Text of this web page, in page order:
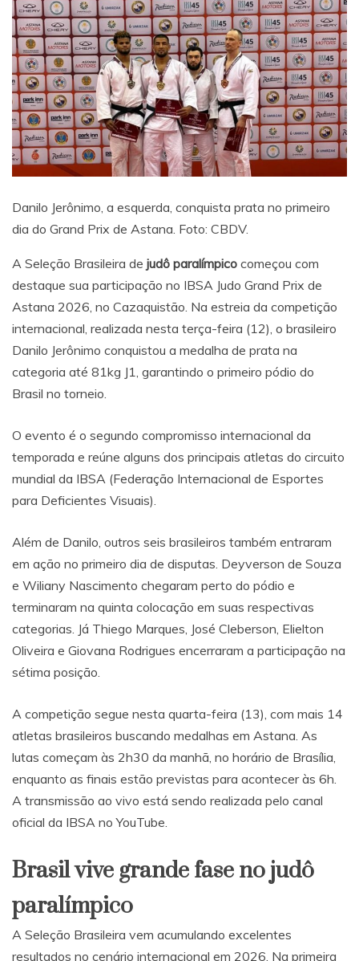
Danilo Jerônimo, a esquerda, conquista prata no primeiro
dia do Grand Prix de Astana. Foto: CBDV.
A Seleção Brasileira de judô paralímpico começou com
destaque sua participação no IBSA Judo Grand Prix de
Astana 2026, no Cazaquistão. Na estreia da competição
internacional, realizada nesta terça-feira (12), o brasileiro
Danilo Jerônimo conquistou a medalha de prata na
categoria até 81kg J1, garantindo o primeiro pódio do
Brasil no torneio.
O evento é o segundo compromisso internacional da
temporada e reúne alguns dos principais atletas do circuito
mundial da IBSA (Federação Internacional de Esportes
para Deficientes Visuais).
Além de Danilo, outros seis brasileiros também entraram
em ação no primeiro dia de disputas. Deyverson de Souza
e Wiliany Nascimento chegaram perto do pódio e
terminaram na quinta colocação em suas respectivas
categorias. Já Thiego Marques, José Cleberson, Elielton
Oliveira e Giovana Rodrigues encerraram a participação na
sétima posição.
A competição segue nesta quarta-feira (13), com mais 14
atletas brasileiros buscando medalhas em Astana. As
lutas começam às 2h30 da manhã, no horário de Brasília,
enquanto as finais estão previstas para acontecer às 6h.
A transmissão ao vivo está sendo realizada pelo canal
oficial da IBSA no YouTube.
Brasil vive grande fase no judô
paralímpico
A Seleção Brasileira vem acumulando excelentes
resultados no cenário internacional em 2026. Na primeira